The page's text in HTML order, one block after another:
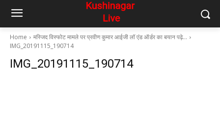
Home
मस्जिद विस्फोट मामले पर प्रवीण कुमार आईजी लॉ एंड ऑर्डर का बयान पढ़े…
IMG_20191115_190714
IMG_20191115_190714